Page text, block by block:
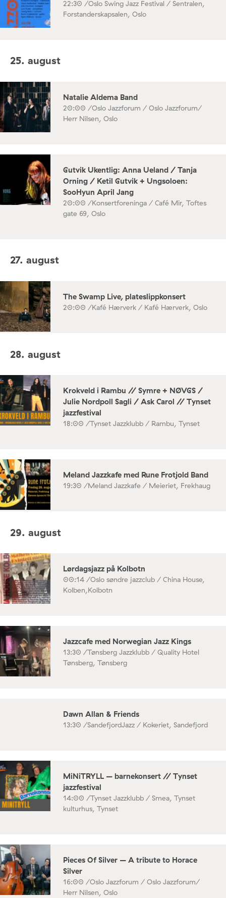
22:30 /Oslo Swing Jazz Festival / Sentralen,
Forstanderskapsalen, Oslo
25. august
Natalie Aldema Band
20:00 /Oslo Jazzforum / Oslo Jazzforum/
Herr Nilsen, Oslo
Gutvik Ukentlig: Anna Ueland / Tanja
Orning / Ketil Gutvik + Ungsoloen:
SooHyun April Jang
20:00 /Konsertforeninga / Café Mir, Toftes
gate 69, Oslo
27. august
The Swamp Live, plateslippkonsert
20:00 /Kafé Hærverk / Kafé Hærverk, Oslo
28. august
Krokveld i Rambu // Symre + NØVGS /
Julie Nordpoll Sagli / Ask Carol // Tynset
jazzfestival
18:00 /Tynset Jazzklubb / Rambu, Tynset
Meland Jazzkafe med Rune Frotjold Band
19:30 /Meland Jazzkafe / Meieriet, Frekhaug
29. august
Lørdagsjazz på Kolbotn
00:14 /Oslo søndre jazzclub / China House,
Kolben,Kolbotn
Jazzcafe med Norwegian Jazz Kings
13:30 /Tønsberg Jazzklubb / Quality Hotel
Tønsberg, Tønsberg
Dawn Allan & Friends
13:30 /SandefjordJazz / Kokeriet, Sandefjord
MiNiTRYLL – barnekonsert // Tynset
jazzfestival
14:00 /Tynset Jazzklubb / Smea, Tynset
kulturhus, Tynset
Pieces Of Silver – A tribute to Horace
Silver
16:00 /Oslo Jazzforum / Oslo Jazzforum/
Herr Nilsen, Oslo